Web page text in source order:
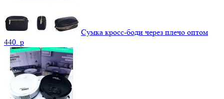
Сумка кросс-боди через плечо оптом
440. p